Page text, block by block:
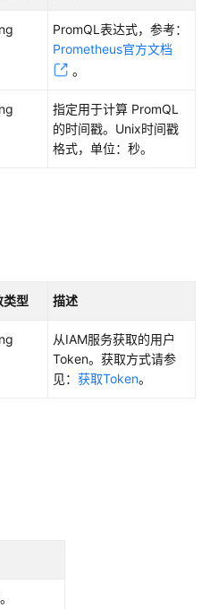
PromQL表达式，参考：
Prometheus官方文档
。
指定用于计算 PromQL
的时间戳。Unix时间戳
格式，单位：秒。
类型 描述
从IAM服务获取的用户
Token。获取方式请参
见： 获取Token。